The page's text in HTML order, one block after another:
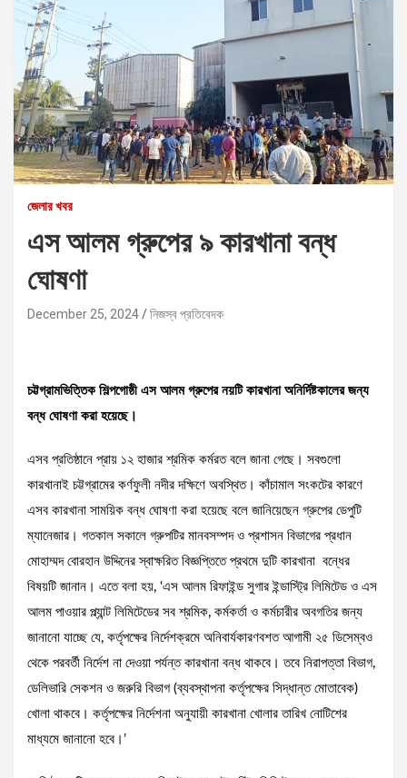
জেলার খবর
এস আলম গ্রুপের ৯ কারখানা বন্ধ
ঘোষণা
December 25, 2024 নিজস্ব প্রতিবেদক
চট্টগ্রামভিত্তিক শিল্পগোষ্ঠী এস আলম গ্রুপের নয়টি কারখানা অনির্দিষ্টকালের জন্য
বন্ধ ঘোষণা করা হয়েছে।
এসব প্রতিষ্ঠানে প্রায় ১২ হাজার শ্রমিক কর্মরত বলে জানা গেছে। সবগুলো
কারখানাই চট্টগ্রামের কর্ণফুলী নদীর দক্ষিণে অবস্থিত। কাঁচামাল সংকটের কারণে
এসব কারখানা সাময়িক বন্ধ ঘোষণা করা হয়েছে বলে জানিয়েছেন গ্রুপের ডেপুটি
ম্যানেজার। গতকাল সকালে গ্রুপটির মানবসম্পদ ও প্রশাসন বিভাগের প্রধান
মোহাম্মদ বোরহান উদ্দিনের স্বাক্ষরিত বিজ্ঞপ্তিতে প্রথমে দুটি কারখানা বন্ধের
বিষয়টি জানান। এতে বলা হয়, ‘এস আলম রিফাইন্ড সুগার ইন্ডাস্ট্রি লিমিটেড ও এস
আলম পাওয়ার প্ল্যান্ট লিমিটেডের সব শ্রমিক, কর্মকর্তা ও কর্মচারীর অবগতির জন্য
জানানো যাচ্ছে যে, কর্তৃপক্ষের নির্দেশক্রমে অনিবার্যকারণবশত আগামী ২৫ ডিসেম্বও
থেকে পরবর্তী নির্দেশ না দেওয়া পর্যন্ত কারখানা বন্ধ থাকবে। তবে নিরাপত্তা বিভাগ,
ডেলিভারি সেকশন ও জরুরি বিভাগ (ব্যবস্থাপনা কর্তৃপক্ষের সিদ্ধান্ত মোতাবেক)
খোলা থাকবে। কর্তৃপক্ষের নির্দেশনা অনুযায়ী কারখানা খোলার তারিখ নোটিশের
মাধ্যমে জানানো হবে।’